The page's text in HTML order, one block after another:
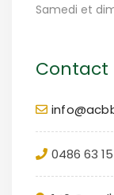
Samedi et
Contact
0486 63